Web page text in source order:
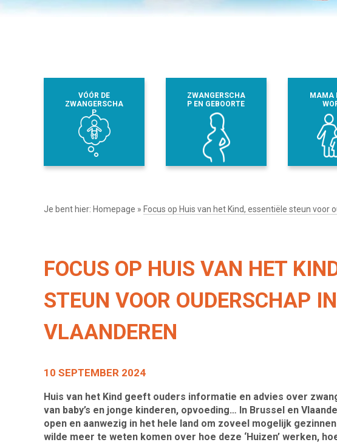
VÓÓR DE
ZWANGERSCHA
P
ZWANGERSCHA
P EN GEBOORTE
MAMA
Je bent hier: Homepage » Focus op Huis van het Kind, essentiële steun voor
FOCUS OP HUIS VAN HET
STEUN VOOR OUDERSCHAP
VLAANDEREN
10 SEPTEMBER 2024
Huis van het Kind geeft ouders informatie en advies over
van baby’s en jonge kinderen, opvoeding… In Brussel en
open en aanwezig in het hele land om zoveel mogelijk
wilde meer te weten komen over hoe deze ‘Huizen’ werken,